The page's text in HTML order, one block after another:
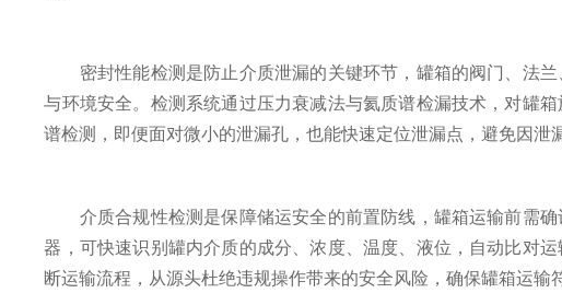
密封性能检测是防止介质泄漏的关键环节，罐箱的阀门、法兰
与环境安全。检测系统通过压力衰减法与氦质谱检漏技术，对罐
谱检测，即便面对微小的泄漏孔，也能快速定位泄漏点，避免因泄
介质合规性检测是保障储运安全的前置防线，罐箱运输前需确
器，可快速识别罐内介质的成分、浓度、温度、液位，自动比对
断运输流程，从源头杜绝违规操作带来的安全风险，确保罐箱运输